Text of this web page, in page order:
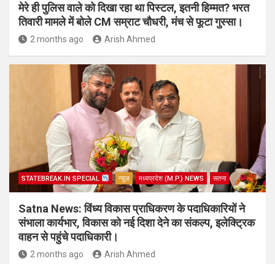
मेरे ही पुलिस वाले को दिखा रहा था पिस्टल, इतनी हिम्मत? भरत
तिवारी मामले में बोले CM सम्राट चौधरी, मंच से फूटा गुस्सा।
2 months ago Arish Ahmed
STATEBREAK.IN SPECIAL न्यूज़ मध्यप्रदेश (M.P.) NEWS सतना
Satna News: विंध्य विकास प्राधिकरण के पदाधिकारियों ने
संभाला कार्यभार, विकास को नई दिशा देने का संकल्प, इलेक्ट्रिक
वाहन से पहुंचे पदाधिकारी।
2 months ago Arish Ahmed